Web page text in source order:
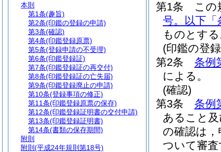
第1条
この
号。以下「
ものとす
(印鑑の登
第2条
条例
による。
(確認)
第3条
条例
あること
の確認は
ついて審
本則
第1条(趣旨)
第2条(印鑑の登録の申請)
第3条(確認)
第4条(印鑑登録原票)
第5条(登録申請の不受理)
第6条(印鑑登録証)
第7条(印鑑登録証の再交付)
第8条(印鑑登録証の亡失届)
第9条(印鑑登録廃止の申請)
第10条(登録事項の修正)
第11条(印鑑登録原票の保存)
第12条(印鑑登録証明書の交付申請)
第13条(印鑑登録証明書)
第14条(書類の保存期間)
附則
附則 (平成24年規則第18号)